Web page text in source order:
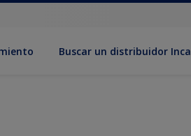
Buscar un distribuidor Inca